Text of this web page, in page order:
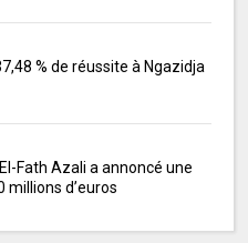
% de réussite à Ngazidja
Fath Azali a annoncé une
millions d’euros